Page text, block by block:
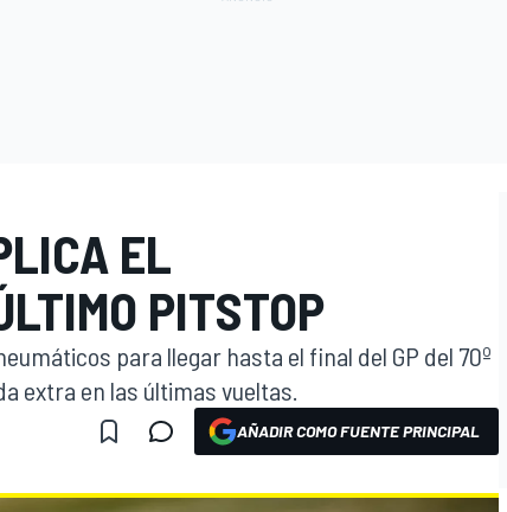
EL
PITSTOP
para llegar hasta el final del GP del 70º
extra en las últimas vueltas.
AÑADIR COMO FUENTE PRINCIPAL